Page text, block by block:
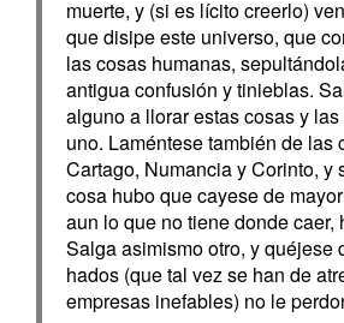
muerte, y (si es lícito creerlo)
que disipe este universo, que
las cosas humanas,
antigua confusión y tinieblas.
alguno a llorar estas cosas y
uno. Laméntese también de las
Cartago, Numancia y Corinto, y
cosa hubo que cayese de
aun lo que no tiene donde caer,
Salga asimismo otro, y quéjese
hados (que tal vez se han de
empresas inefables) no le